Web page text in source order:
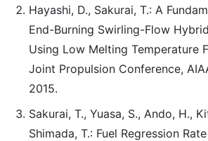
Hayashi, D., Sakurai, T.: A
End-Burning Swirling-Flow
Using Low Melting Temperature
Joint Propulsion Conference,
2015.
Sakurai, T., Yuasa, S., Ando, H.,
Shimada, T.: Fuel Regression